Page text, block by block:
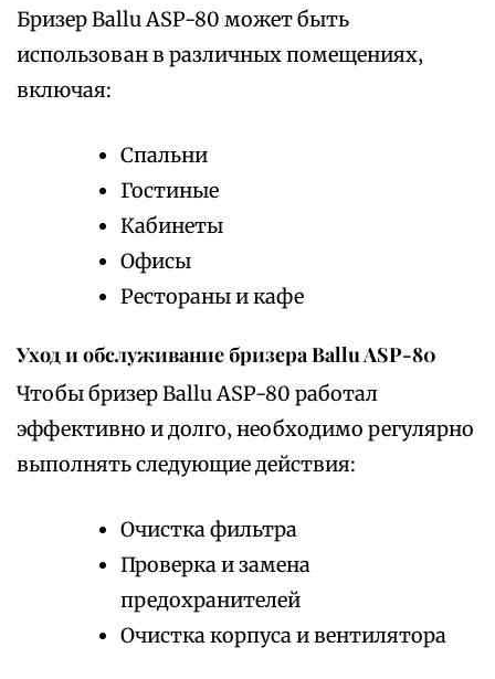
Бризер Ballu ASP-80 может быть
использован в различных помещениях‚
включая:
Спальни
Гостиные
Кабинеты
Офисы
Рестораны и кафе
Уход и обслуживание бризера Ballu ASP-80
Чтобы бризер Ballu ASP-80 работал
эффективно и долго‚ необходимо регулярно
выполнять следующие действия:
Очистка фильтра
Проверка и замена
предохранителей
Очистка корпуса и вентилятора